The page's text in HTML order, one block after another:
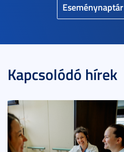
Eseménynaptár
Kapcsolódó hírek